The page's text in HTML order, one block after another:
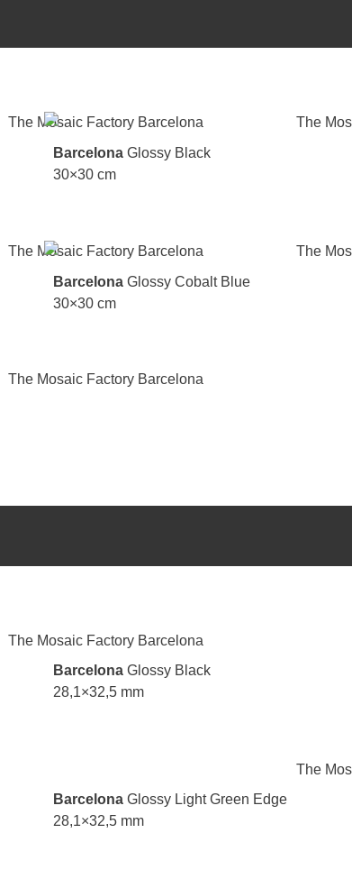
Barcelona Glossy Black
30×30 cm
Barcelona Glossy Cobalt Blue
30×30 cm
Barcelona Glossy Black
28,1×32,5 mm
Barcelona Glossy Light Green Edge
28,1×32,5 mm